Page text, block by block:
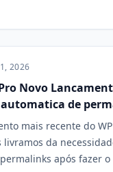
2026
Novo
de
mais recente do
da
após fazer